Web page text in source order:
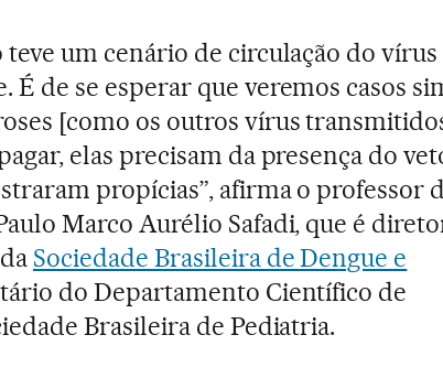
teve um cenário de circulação do vírus
É de se esperar que veremos casos
[como os outros vírus
elas precisam da presença do
propícias”, afirma o professor
Marco Aurélio Safadi, que é
Sociedade Brasileira de Dengue e
do Departamento Científico de
Brasileira de Pediatria.